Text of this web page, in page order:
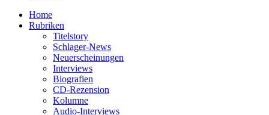
Home
Rubriken
Titelstory
Schlager-News
Neuerscheinungen
Interviews
Biografien
CD-Rezension
Kolumne
Audio-Interviews